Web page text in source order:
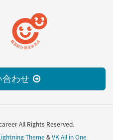
合わせ
All Rights Reserved.
Theme &VK All in One